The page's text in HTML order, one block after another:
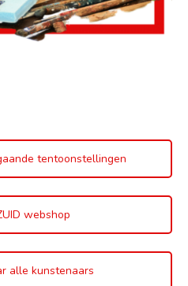
tentoonstellingen
webshop
alle kunstenaars